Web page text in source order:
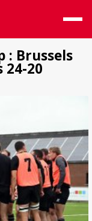
: Brussels
24-20